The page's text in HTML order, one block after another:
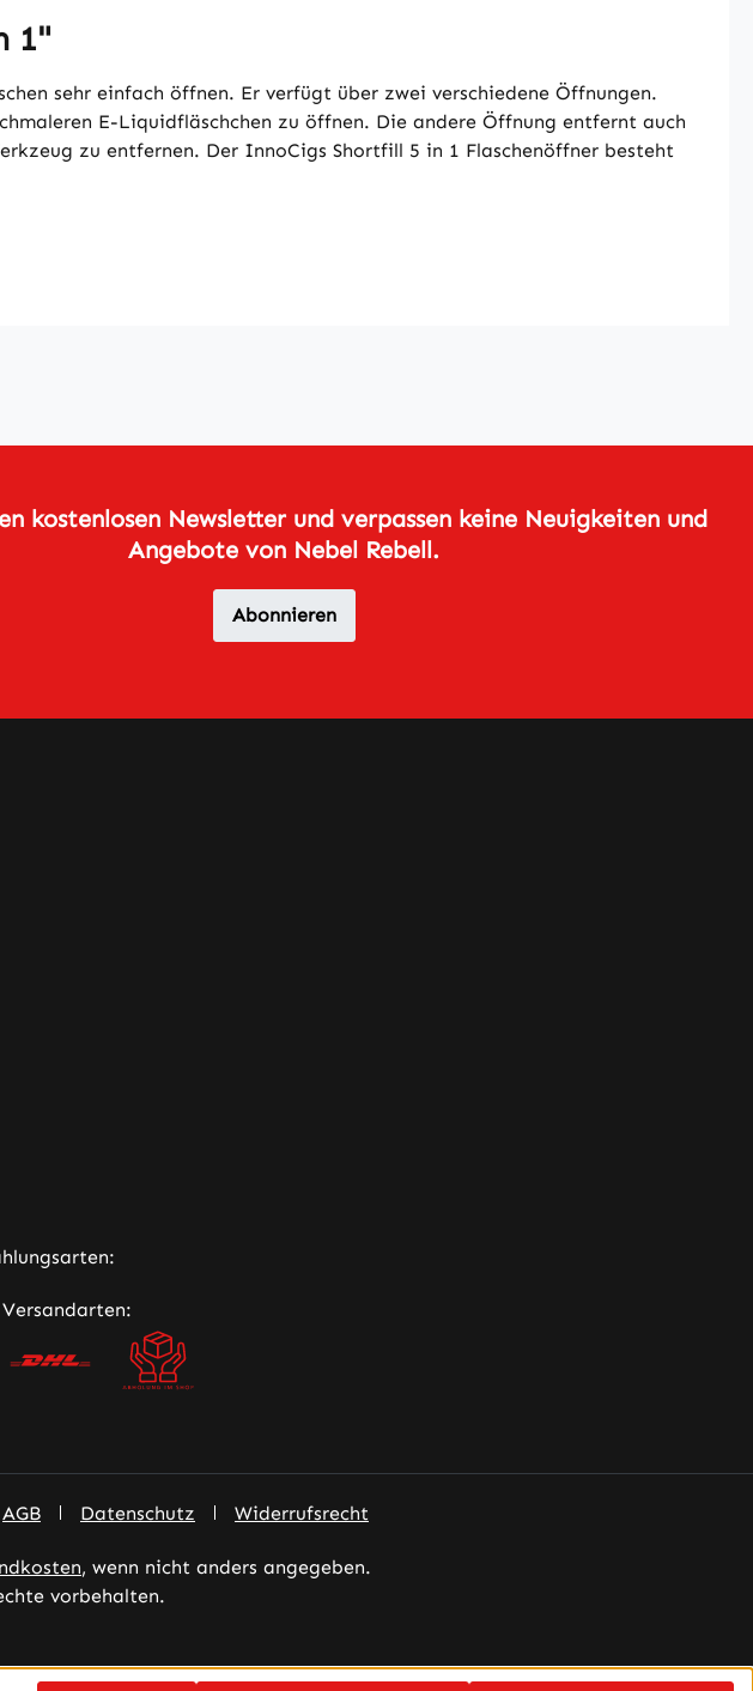
1"
sehr einfach öffnen. Er verfügt über zwei verschiedene Öffnungen.
E-Liquidfläschchen zu öffnen. Die andere Öffnung entfernt auch
zu entfernen. Der InnoCigs Shortfill 5 in 1 Flaschenöffner besteht
kostenlosen Newsletter und verpassen keine Neuigkeiten und
Angebote von Nebel Rebell.
Abonnieren
Versandarten:
AGB Datenschutz Widerrufsrecht
, wenn nicht anders angegeben.
vorbehalten.